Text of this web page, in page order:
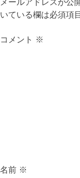
ナ
ゲ
メールアドレスが公
いている欄は必須項
コメント ※
名前 ※